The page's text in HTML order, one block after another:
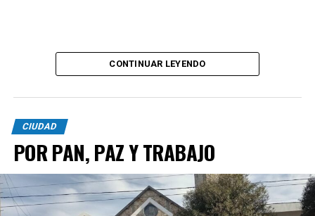
CONTINUAR LEYENDO
CIUDAD
POR PAN, PAZ Y TRABAJO